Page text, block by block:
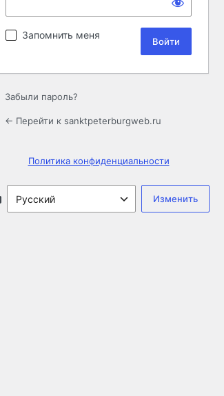
Запомнить меня
Забыли пароль?
← Перейти к sanktpeterburgweb.ru
Политика конфиденциальности
Язык